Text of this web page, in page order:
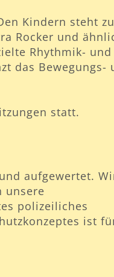
Kindern steht zu
Rocker und
Rhythmik- und
das Bewegungs-
statt.
aufgewertet.
unsere
polizeiliches
ist